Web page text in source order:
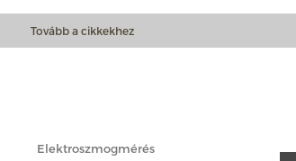
Tovább a cikkekhez
Elektroszmogmérés